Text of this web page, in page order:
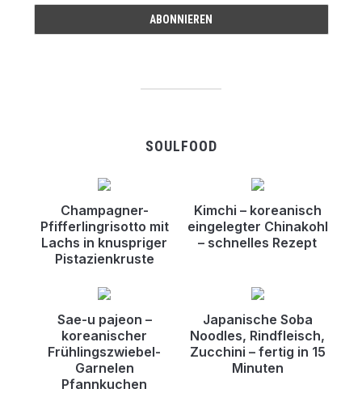
SOULFOOD
Champagner-
Pfifferlingrisotto mit
Lachs in knuspriger
Pistazienkruste
Kimchi – koreanisch
eingelegter Chinakohl
– schnelles Rezept
Sae-u pajeon –
koreanischer
Frühlingszwiebel-
Garnelen
Pfannkuchen
Japanische Soba
Noodles, Rindfleisch,
Zucchini – fertig in 15
Minuten